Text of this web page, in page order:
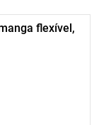
flexível,